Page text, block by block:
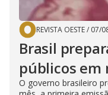
REVISTA OESTE/ 07/
Brasil
públicos em
O governo brasileiro